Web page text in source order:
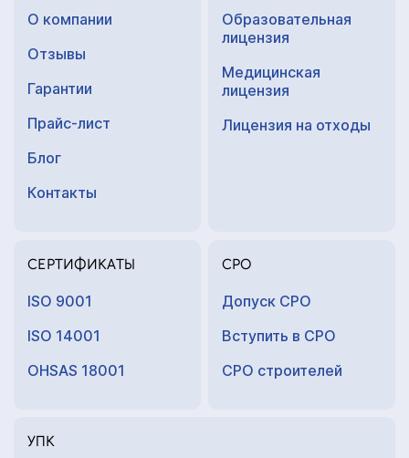
О компании
Отзывы
Гарантии
Прайс-лист
Блог
Контакты
Образовательная
лицензия
Медицинская
лицензия
Лицензия на отходы
СЕРТИФИКАТЫ
ISO 9001
ISO 14001
OHSAS 18001
СРО
Допуск СРО
Вступить в СРО
СРО строителей
УПК